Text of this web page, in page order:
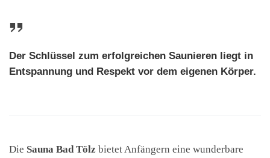
Der Schlüssel zum erfolgreichen Saunieren liegt in
Entspannung und Respekt vor dem eigenen Körper.
Die Sauna Bad Tölz bietet Anfängern eine wunderbare